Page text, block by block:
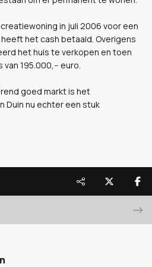
in juli 2006 voor een
heeft het cash betaald. Overigens
het huis te verkopen en toen
195.000,-- euro.
goed markt is het
Duin nu echter een stuk